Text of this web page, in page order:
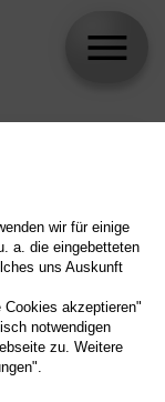
wir für einige
a. die eingebetteten
uns Auskunft
akzeptieren"
notwendigen
zu. Weitere